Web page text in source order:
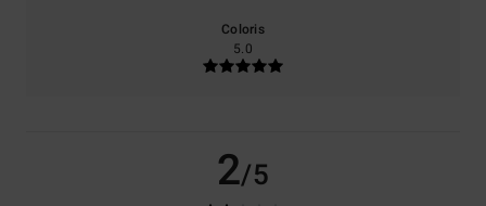
Coloris
5.0
2/5